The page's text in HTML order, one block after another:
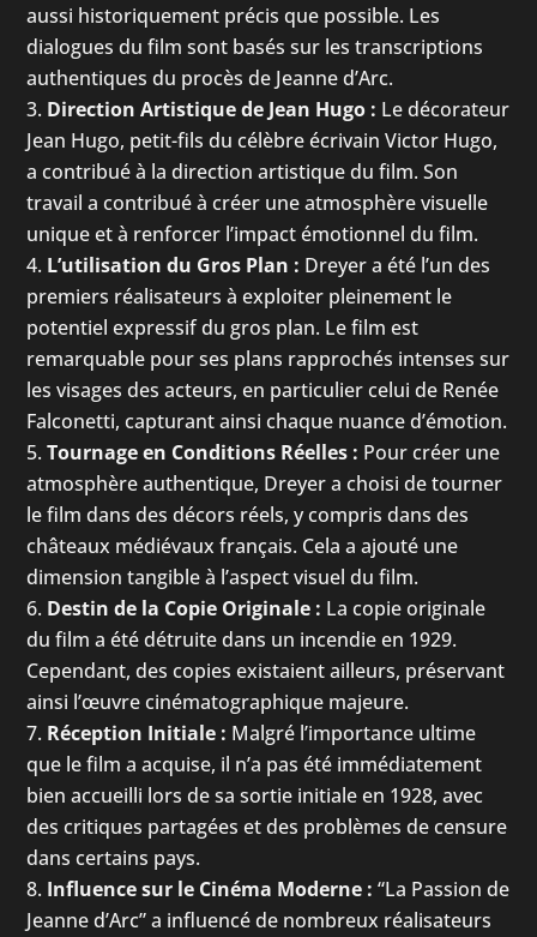
aussi historiquement précis que possible. Les
dialogues du film sont basés sur les transcriptions
authentiques du procès de Jeanne d’Arc.
Direction Artistique de Jean Hugo : Le décorateur
Jean Hugo, petit-fils du célèbre écrivain Victor Hugo,
a contribué à la direction artistique du film. Son
travail a contribué à créer une atmosphère visuelle
unique et à renforcer l’impact émotionnel du film.
L’utilisation du Gros Plan : Dreyer a été l’un des
premiers réalisateurs à exploiter pleinement le
potentiel expressif du gros plan. Le film est
remarquable pour ses plans rapprochés intenses sur
les visages des acteurs, en particulier celui de Renée
Falconetti, capturant ainsi chaque nuance d’émotion.
Tournage en Conditions Réelles : Pour créer une
atmosphère authentique, Dreyer a choisi de tourner
le film dans des décors réels, y compris dans des
châteaux médiévaux français. Cela a ajouté une
dimension tangible à l’aspect visuel du film.
Destin de la Copie Originale : La copie originale
du film a été détruite dans un incendie en 1929.
Cependant, des copies existaient ailleurs, préservant
ainsi l’œuvre cinématographique majeure.
Réception Initiale : Malgré l’importance ultime
que le film a acquise, il n’a pas été immédiatement
bien accueilli lors de sa sortie initiale en 1928, avec
des critiques partagées et des problèmes de censure
dans certains pays.
Influence sur le Cinéma Moderne : “La Passion de
Jeanne d’Arc” a influencé de nombreux réalisateurs